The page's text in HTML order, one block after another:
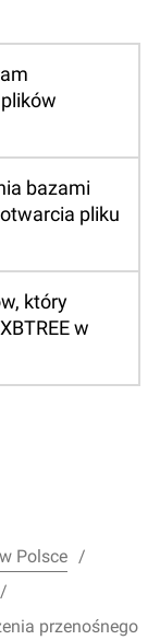
bazami
pliku
który
w
Polsce
przenośnego